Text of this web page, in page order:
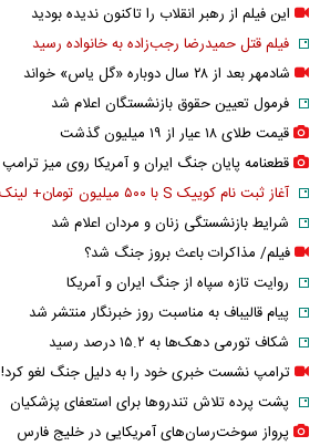
این فیلم از رهبر انقلاب را تاکنون ندیده بودید
فیلم قتل حمیدرضا رجب‌زاده به خانواده رسید
شادمهر بعد از ۲۸ سال دوباره «گل یاس» خواند
فرمول تعیین حقوق بازنشستگان اعلام شد
قیمت طلای ۱۸ عیار از ۱۹ میلیون گذشت
قطعنامه پایان جنگ ایران و آمریکا روی میز ترامپ
آغاز ثبت نام کوییک S با ۵۰۰ میلیون تومان+ لینک
شرایط بازنشستگی زنان و مردان اعلام شد
فیلم/ مذاکرات باعث بروز جنگ شد؟
روایت تازه سپاه از جنگ ایران و آمریکا
پیام قالیباف به مناسبت روز خبرنگار منتشر شد
شکاف تورمی دهک‌ها به ۱۵.۲ درصد رسید
ترامپ نشست خبری خود را به دلیل جنگ لغو کرد!
پشت پرده تلاش تندروها برای استعفای پزشکیان
پرواز سوخت‌رسان‌های آمریکایی در خلیج فارس